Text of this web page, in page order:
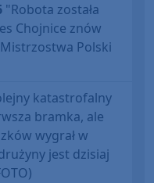
"Robota została
Chojnice znów
Polski
katastrofalny
bramka, ale
wygrał w
jest dzisiaj